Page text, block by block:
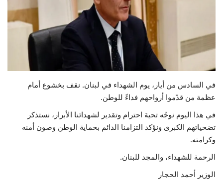
‏في السادس من أيار، يوم الشهداء في لبنان. نقف بخشوع أمام
عظمة من قدّموا أرواحهم فداءً للوطن.
في هذا اليوم نوجّه تحية احترام وتقدير لشهدائنا الأبرار، نستذكر
تضحياتهم الكبرى ونؤكد التزامنا الدائم بحماية الوطن وصون أمنه
وكرامته.
الرحمة للشهداء، والمجد للبنان.
الوزير أحمد الحجار